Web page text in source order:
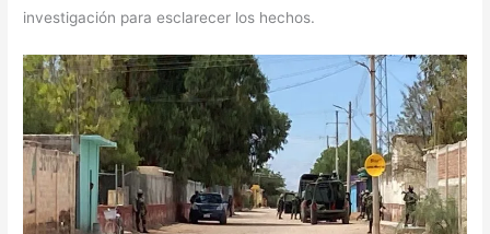
investigación para esclarecer los hechos.